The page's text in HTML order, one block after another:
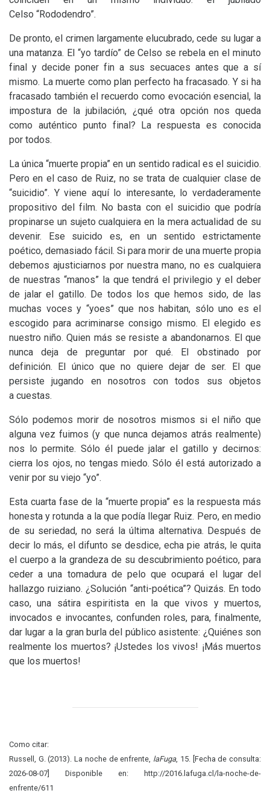
Celso “Rododendro”.
De pronto, el crimen largamente elucubrado, cede su lugar a
una matanza. El “yo tardío” de Celso se rebela en el minuto
final y decide poner fin a sus secuaces antes que a sí
mismo. La muerte como plan perfecto ha fracasado. Y si ha
fracasado también el recuerdo como evocación esencial, la
impostura de la jubilación, ¿qué otra opción nos queda
como auténtico punto final? La respuesta es conocida
por todos.
La única “muerte propia” en un sentido radical es el suicidio.
Pero en el caso de Ruiz, no se trata de cualquier clase de
“suicidio”. Y viene aquí lo interesante, lo verdaderamente
propositivo del film. No basta con el suicidio que podría
propinarse un sujeto cualquiera en la mera actualidad de su
devenir. Ese suicido es, en un sentido estrictamente
poético, demasiado fácil. Si para morir de una muerte propia
debemos ajusticiarnos por nuestra mano, no es cualquiera
de nuestras “manos” la que tendrá el privilegio y el deber
de jalar el gatillo. De todos los que hemos sido, de las
muchas voces y “yoes” que nos habitan, sólo uno es el
escogido para acriminarse consigo mismo. El elegido es
nuestro niño. Quien más se resiste a abandonarnos. El que
nunca deja de preguntar por qué. El obstinado por
definición. El único que no quiere dejar de ser. El que
persiste jugando en nosotros con todos sus objetos
a cuestas.
Sólo podemos morir de nosotros mismos si el niño que
alguna vez fuimos (y que nunca dejamos atrás realmente)
nos lo permite. Sólo él puede jalar el gatillo y decirnos:
cierra los ojos, no tengas miedo. Sólo él está autorizado a
venir por su viejo “yo”.
Esta cuarta fase de la “muerte propia” es la respuesta más
honesta y rotunda a la que podía llegar Ruiz. Pero, en medio
de su seriedad, no será la última alternativa. Después de
decir lo más, el difunto se desdice, echa pie atrás, le quita
el cuerpo a la grandeza de su descubrimiento poético, para
ceder a una tomadura de pelo que ocupará el lugar del
hallazgo ruiziano. ¿Solución “anti-poética”? Quizás. En todo
caso, una sátira espiritista en la que vivos y muertos,
invocados e invocantes, confunden roles, para, finalmente,
dar lugar a la gran burla del público asistente: ¿Quiénes son
realmente los muertos? ¡Ustedes los vivos! ¡Más muertos
que los muertos!
Como citar:
Russell, G. (2013). La noche de enfrente, laFuga, 15. [Fecha de consulta:
2026-08-07] Disponible en: http://2016.lafuga.cl/la-noche-de-
enfrente/611